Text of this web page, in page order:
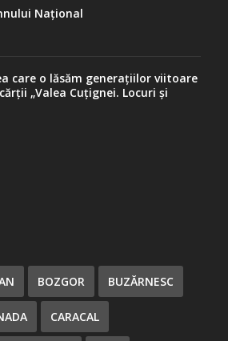
Național
care o lăsăm generațiilor viitoare
„Valea Cuțignei. Locuri și
BOZGOR BUZĂRNESC
CARACAL